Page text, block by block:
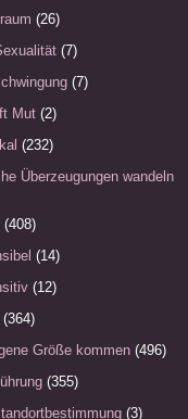
(26)
(7)
(7)
Mut (2)
(232)
Überzeugungen wandeln
(408)
(14)
(12)
(364)
Größe kommen (496)
(355)
(3)